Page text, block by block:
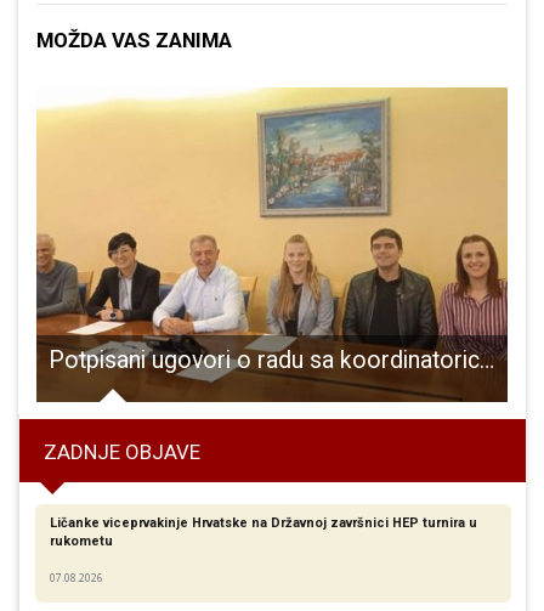
MOŽDA VAS ZANIMA
Potpisani ugovori o radu sa koordinatoricama projekta „Zaželi“
ZADNJE OBJAVE
Ličanke viceprvakinje Hrvatske na Državnoj završnici HEP turnira u
rukometu
07.08.2026